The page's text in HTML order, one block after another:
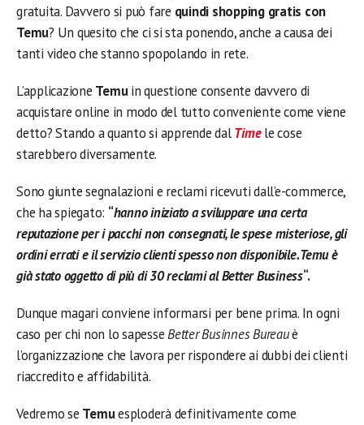
gratuita. Davvero si può fare quindi shopping gratis con
Temu? Un quesito che ci si sta ponendo, anche a causa dei
tanti video che stanno spopolando in rete.
L’applicazione Temuin questione consente davvero di
acquistare online in modo del tutto conveniente come viene
detto? Stando a quanto si apprende dalTimele cose
starebbero diversamente.
Sono giunte segnalazioni e reclami ricevuti dall’e-commerce,
che ha spiegato: “hanno iniziato a sviluppare una certa
reputazione per i pacchi non consegnati, le spese misteriose, gli
ordini errati e il servizio clienti spesso non disponibile. Temu è
già stato oggetto di più di 30 reclami al Better Business“.
Dunque magari conviene informarsi per bene prima. In ogni
caso per chi non lo sapesseBetter Businnes Bureauè
l’organizzazione che lavora per rispondere ai dubbi dei clienti
riaccredito e affidabilità.
Vedremo se Temuesploderà definitivamente come